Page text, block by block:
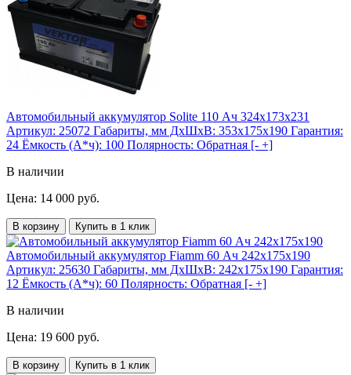
Автомобильный аккумулятор Solite 110 Ач 324x173x231
Артикул: 25072 Габариты, мм ДхШхВ: 353x175x190 Гарантия:
24 Ёмкость (А*ч): 100 Полярность: Обратная [- +]
В наличии
Цена: 14 000 руб.
В корзину Купить в 1 клик
Автомобильный аккумулятор Fiamm 60 Ач 242x175x190
Артикул: 25630 Габариты, мм ДхШхВ: 242x175x190 Гарантия:
12 Ёмкость (А*ч): 60 Полярность: Обратная [- +]
В наличии
Цена: 19 600 руб.
В корзину Купить в 1 клик